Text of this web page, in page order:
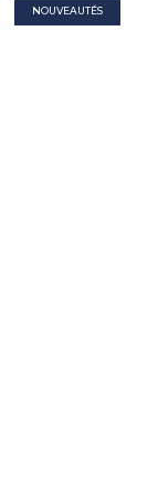
NOUVEAUTÉS